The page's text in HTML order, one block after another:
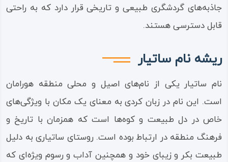
جاذبه‌های گردشگری طبیعی و تاریخی قرار دارد که به راحتی
قابل دسترسی هستند.
ریشه نام ساتیار
نام ساتیار یکی از نام‌های اصیل و محلی منطقه هورامان
است. این نام در زبان کردی به معنای یک مکان با ویژگی‌های
خاص در دل طبیعت و کوه‌ها است که همزمان با تاریخ و
فرهنگ منطقه در ارتباط بوده است. روستای ساتیاری به دلیل
طبیعت بکر و زیبای خود و همچنین آداب و رسوم ویژه‌ای که